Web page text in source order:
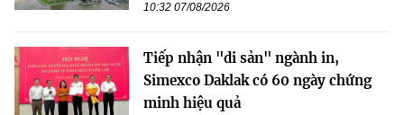
10:32 07/08/2026
Tiếp nhận "di sản" ngành in,
Simexco Daklak có 60 ngày chứng
minh hiệu quả